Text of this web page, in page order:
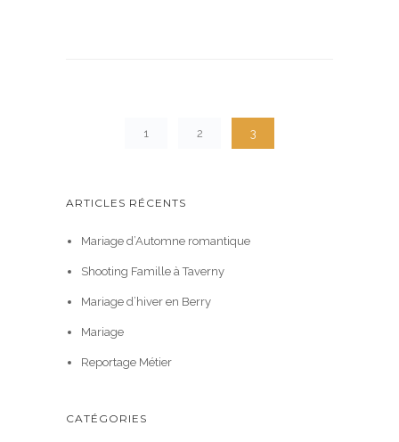
1 2 3
ARTICLES RÉCENTS
Mariage d’Automne romantique
Shooting Famille à Taverny
Mariage d’hiver en Berry
Mariage
Reportage Métier
CATÉGORIES